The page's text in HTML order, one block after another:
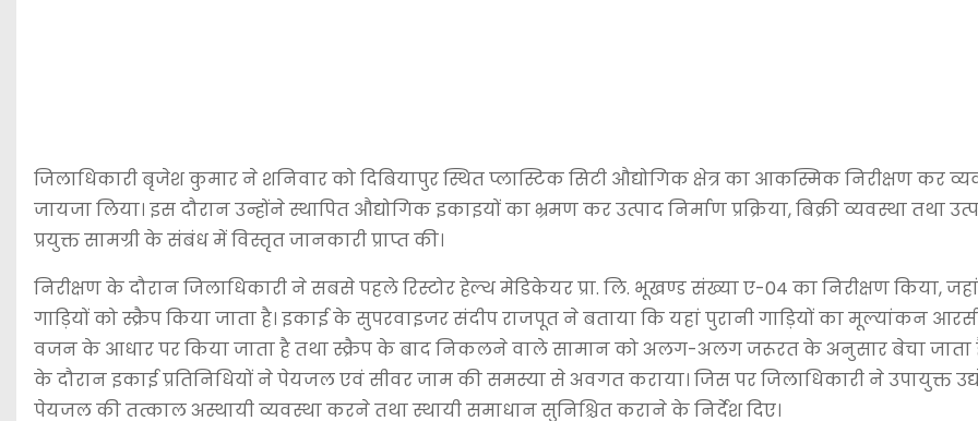
जिलाधिकारी बृजेश कुमार ने शनिवार को दिबियापुर स्थित प्लास्टिक सिटी औद्योगिक क्षेत्र का आकस्मिक निरीक्षण कर
जायजा लिया। इस दौरान उन्होंने स्थापित औद्योगिक इकाइयों का भ्रमण कर उत्पाद निर्माण प्रक्रिया, बिक्री व्यवस्था तथा
प्रयुक्त सामग्री के संबंध में विस्तृत जानकारी प्राप्त की।
निरीक्षण के दौरान जिलाधिकारी ने सबसे पहले रिस्टोर हेल्थ मेडिकेयर प्रा. लि. भूखण्ड संख्या ए-04 का निरीक्षण किया,
गाड़ियों को स्क्रैप किया जाता है। इकाई के सुपरवाइजर संदीप राजपूत ने बताया कि यहां पुरानी गाड़ियों का मूल्यांकन
वजन के आधार पर किया जाता है तथा स्क्रैप के बाद निकलने वाले सामान को अलग-अलग जरूरत के अनुसार बेचा जाता
के दौरान इकाई प्रतिनिधियों ने पेयजल एवं सीवर जाम की समस्या से अवगत कराया। जिस पर जिलाधिकारी ने उपायुक्त
पेयजल की तत्काल अस्थायी व्यवस्था करने तथा स्थायी समाधान सुनिश्चित कराने के निर्देश दिए।